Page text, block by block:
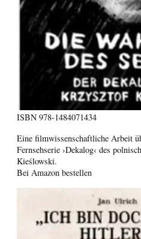
ISBN 978-1484071434
Eine filmwissenschaftliche Arbeit
Fernsehserie ›Dekalog‹ des
Kieślowski.
Bei Amazon bestellen